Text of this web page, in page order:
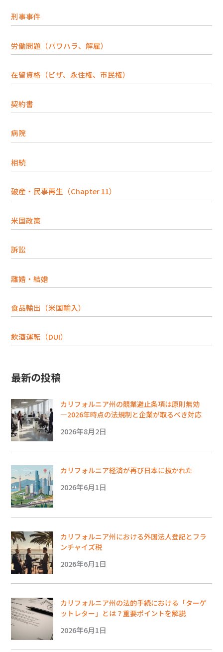
刑事事件
労働問題（パワハラ、解雇）
在留資格（ビザ、永住権、市民権）
契約書
病院
相続
破産・民事再生（Chapter 11）
米国政策
訴訟
離婚・結婚
食品輸出（米国輸入）
飲酒運転（DUI）
最新の投稿
カリフォルニア州の競業避止条項は原則無効
―2026年時点の法規制と企業が取るべき対応
2026年8月2日
カリフォルニア経済が再び日本に抜かれた
2026年6月1日
カリフォルニア州における外国法人登記とフラ
ンチャイズ税
2026年6月1日
カリフォルニア州の法的手続における「ターゲ
ットレター」とは？重要ポイントを解説
2026年6月1日